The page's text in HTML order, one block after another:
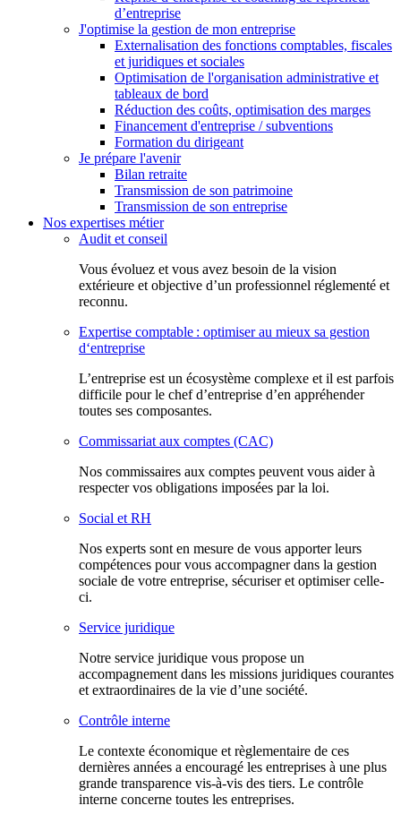
d’entreprise
J'optimise la gestion de mon entreprise
Externalisation des fonctions comptables, fiscales
et juridiques et sociales
Optimisation de l'organisation administrative et
tableaux de bord
Réduction des coûts, optimisation des marges
Financement d'entreprise / subventions
Formation du dirigeant
Je prépare l'avenir
Bilan retraite
Transmission de son patrimoine
Transmission de son entreprise
Nos expertises métier
Audit et conseil
Vous évoluez et vous avez besoin de la vision
extérieure et objective d’un professionnel réglementé et
reconnu.
Expertise comptable : optimiser au mieux sa gestion
d‘entreprise
L’entreprise est un écosystème complexe et il est parfois
difficile pour le chef d’entreprise d’en appréhender
toutes ses composantes.
Commissariat aux comptes (CAC)
Nos commissaires aux comptes peuvent vous aider à
respecter vos obligations imposées par la loi.
Social et RH
Nos experts sont en mesure de vous apporter leurs
compétences pour vous accompagner dans la gestion
sociale de votre entreprise, sécuriser et optimiser celle-
ci.
Service juridique
Notre service juridique vous propose un
accompagnement dans les missions juridiques courantes
et extraordinaires de la vie d’une société.
Contrôle interne
Le contexte économique et règlementaire de ces
dernières années a encouragé les entreprises à une plus
grande transparence vis-à-vis des tiers. Le contrôle
interne concerne toutes les entreprises.